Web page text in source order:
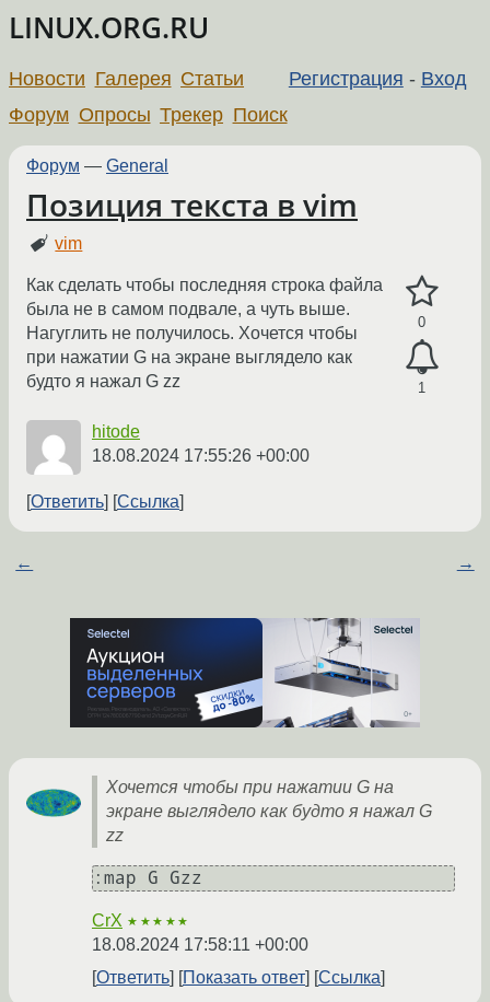
LINUX.ORG.RU
Регистрация - Вход
Новости Галерея Статьи
Форум Опросы Трекер Поиск
Форум — General
Позиция текста в vim
vim
0
1
Как сделать чтобы последняя строка файла
была не в самом подвале, а чуть выше.
Нагуглить не получилось. Хочется чтобы
при нажатии G на экране выглядело как
будто я нажал G zz
hitode
18.08.2024 17:55:26 +00:00
Ответить Ссылка
← →
Хочется чтобы при нажатии G на
экране выглядело как будто я нажал G
zz
CrX ★★★★★
18.08.2024 17:58:11 +00:00
Ответить
Показать ответ Ссылка